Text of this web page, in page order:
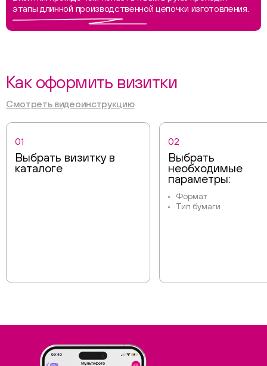
этапы длинной производственной цепочки изготовления.
Как оформить визитки
Смотреть видеоинструкцию
01
Выбрать визитку в
каталоге
02
Выбрать
необходимые
параметры:
Формат
Тип бумаги